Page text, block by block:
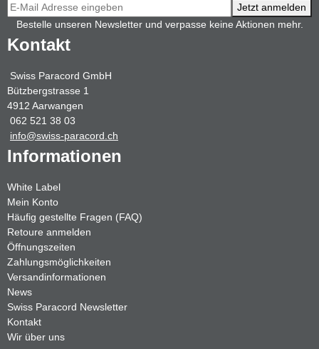
Jetzt anmelden
Bestelle unseren Newsletter und verpasse keine Aktionen mehr.
Kontakt
Swiss Paracord GmbH
Bützbergstrasse 1
4912 Aarwangen
062 521 38 03
info@swiss-paracord.ch
Informationen
White Label
Mein Konto
Häufig gestellte Fragen (FAQ)
Retoure anmelden
Öffnungszeiten
Zahlungsmöglichkeiten
Versandinformationen
News
Swiss Paracord Newsletter
Kontakt
Wir über uns